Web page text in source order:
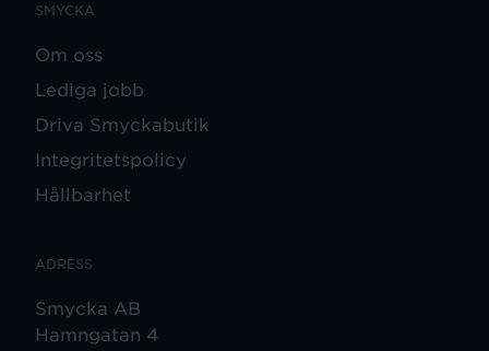
SMYCKA
Om oss
Lediga jobb
Driva Smyckabutik
Integritetspolicy
Hållbarhet
ADRESS
Smycka AB
Hamngatan 4